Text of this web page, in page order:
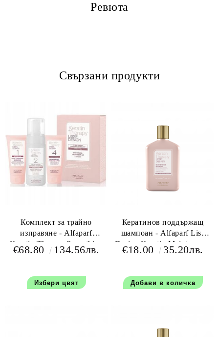
Ревюта
Свързани продукти
Комплект за трайно
изправяне - Alfaparf
Keratin Therapy Smoothing
Kit
€68.80 134.56лв.
Избери цвят
Кератинов поддържащ
шампоан - Alfaparf Liss
Desing Keratin Maintenance
Shampoo 250 мл.
€18.00 35.20лв.